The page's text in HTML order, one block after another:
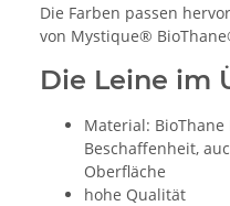
Die Farben passen
von Mystique®
Die Leine im
Material:
Beschaffenheit,
Oberfläche
hohe Qualität